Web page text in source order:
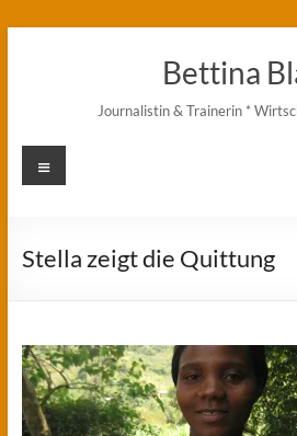
Bettina
Journalistin & Trainerin *
Menü
Stella zeigt die Quittung